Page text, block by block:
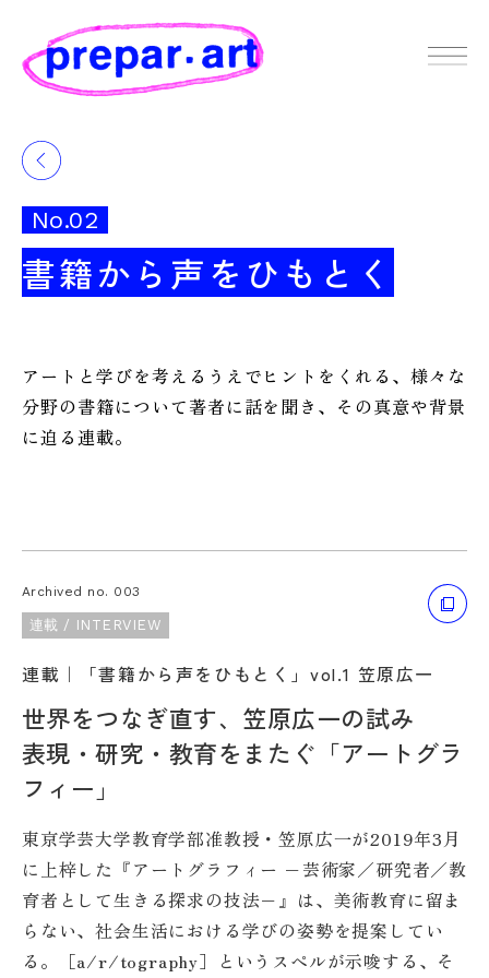
No.02
書籍から声をひもとく
アートと学びを考えるうえでヒントをくれる、様々な
分野の書籍について著者に話を聞き、その真意や背景
に迫る連載。
Archived no. 003
連載 / INTERVIEW
連載｜「書籍から声をひもとく」vol.1 笠原広一
世界をつなぎ直す、笠原広一の試み
表現・研究・教育をまたぐ「アートグラ
フィー」
東京学芸大学教育学部准教授・笠原広一が2019年3月
に上梓した『アートグラフィー −芸術家／研究者／教
育者として生きる探求の技法−』は、美術教育に留ま
らない、社会生活における学びの姿勢を提案してい
る。［a/r/tography］というスペルが示唆する、そ